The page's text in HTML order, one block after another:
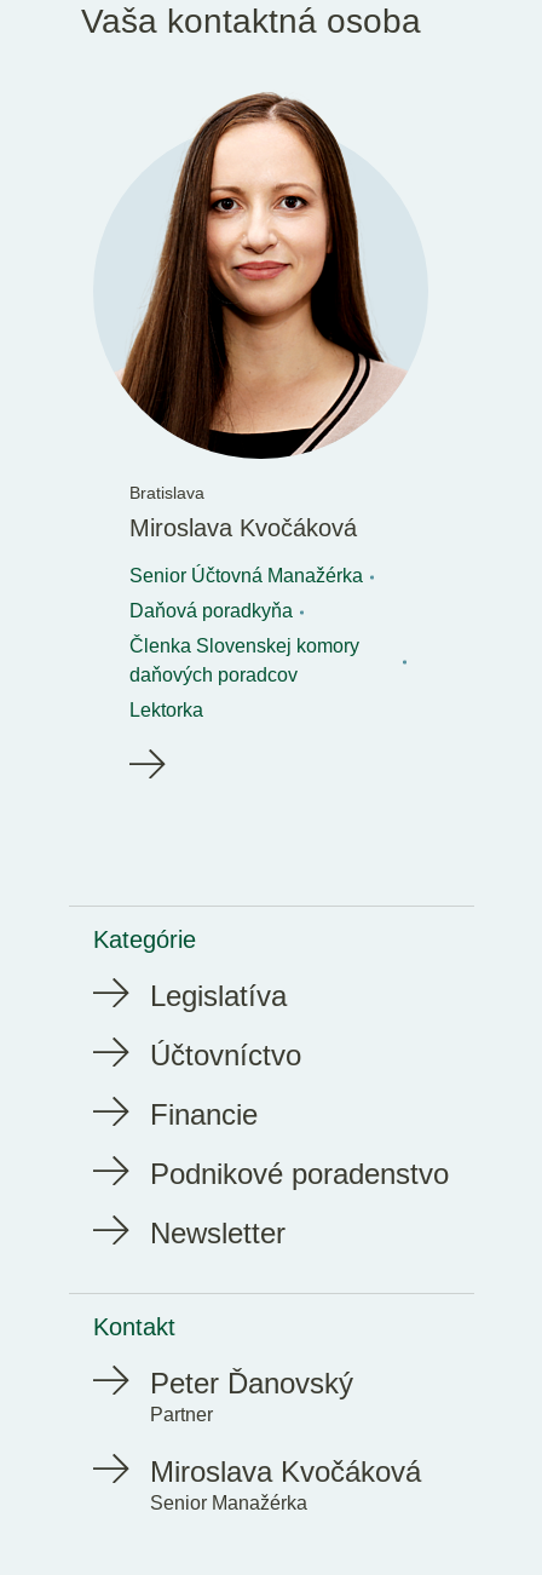
Vaša kontaktná osoba
Bratislava
Miroslava Kvočáková
Senior Účtovná Manažérka
Daňová poradkyňa
Členka Slovenskej komory
daňových poradcov
Lektorka
Kategórie
Legislatíva
Účtovníctvo
Financie
Podnikové poradenstvo
Newsletter
Kontakt
Peter Ďanovský
Partner
Miroslava Kvočáková
Senior Manažérka